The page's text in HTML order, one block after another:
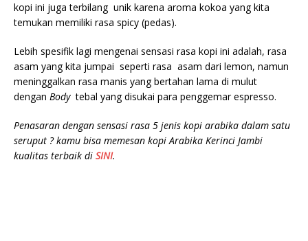
kopi ini juga terbilang unik karena aroma kokoa yang kita
temukan memiliki rasa spicy (pedas).
Lebih spesifik lagi mengenai sensasi rasa kopi ini adalah, rasa
asam yang kita jumpai seperti rasa asam dari lemon, namun
meninggalkan rasa manis yang bertahan lama di mulut
dengan Bodytebal yang disukai para penggemar espresso.
Penasaran dengan sensasi rasa 5 jenis kopi arabika dalam satu
seruput ? kamu bisa memesan kopi Arabika Kerinci Jambi
kualitas terbaik di SINI.